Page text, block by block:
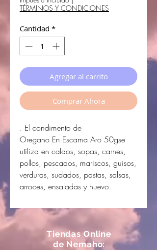
TÉRMINOS Y CONDICIONES
Cantidad *
Agregar al carrito
Comprar Ahora
. El condimento de
Oregano En Escama Aro 50gse
utiliza en caldos, sopas, carnes,
pollos, pescados, mariscos, guisos,
verduras, sudados, pastas, salsas,
arroces, ensaladas y huevo.
Tiendas Online
de Nemaho: